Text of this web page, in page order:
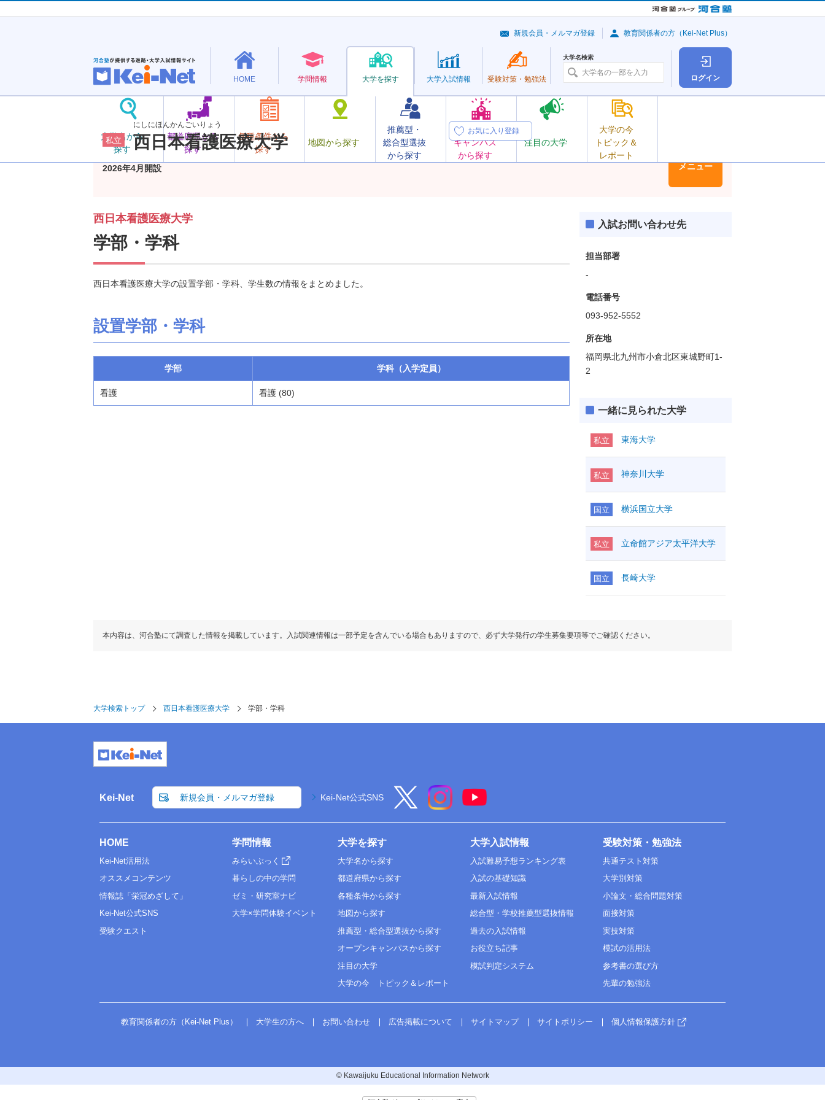
ログイン
HOME 学問情報 大学を探す
大学名から
探す
都道府県から
探す
各種条件から
探す
地図から探す
推薦型・
総合型選抜
から探す
オープン
キャンパス
から探す
注目の大学
大学の今
トピック＆
レポート
大学入試情報 受験対策・ 勉強法
大学名検索
新規会員・メルマガ登録 教育関係者の方（Kei-Net Plus）
私立
にしにほんかんごいりょう
西日本看護医療大学
2026年4月開設
お気に入り登録
メニュー
西日本看護医療大学
学部・学科
西日本看護医療大学の設置学部・学科、学生数の情報をまとめました。
設置学部・学科
学部 学科（入学定員）
看護 看護 (80)
入試お問い合わせ先
担当部署
-
電話番号
093-952-5552
所在地
福岡県北九州市小倉北区東城野町1-
2
一緒に見られた大学
私立 東海大学
私立 神奈川大学
国立 横浜国立大学
私立 立命館アジア太平洋大学
国立 長崎大学
本内容は、河合塾にて調査した情報を掲載しています。入試関連情報は一部予定を含んでいる場合もありますので、必ず大学発行の学生募集要項等でご確認ください。
大学検索トップ 西日本看護医療大学 学部・学科
Kei-Net 新規会員・メルマガ登録 Kei-Net公式SNS
HOME
Kei-Net活用法
オススメコンテンツ
情報誌「栄冠めざして」
Kei-Net公式SNS
受験クエスト
学問情報
みらいぶっく
暮らしの中の学問
ゼミ・研究室ナビ
大学×学問体験イベント
大学を探す
大学名から探す
都道府県から探す
各種条件から探す
地図から探す
推薦型・総合型選抜から探す
オープンキャンパスから探す
注目の大学
大学の今 トピック＆レポート
大学入試情報
入試難易予想ランキング表
入試の基礎知識
最新入試情報
総合型・学校推薦型選抜情報
過去の入試情報
お役立ち記事
模試判定システム
受験対策・勉強法
共通テスト対策
大学別対策
小論文・総合問題対策
面接対策
実技対策
模試の活用法
参考書の選び方
先輩の勉強法
教育関係者の方（Kei-Net Plus） 大学生の方へ お問い合わせ 広告掲載について サイトマップ サイトポリシー 個人情報保護方針
© Kawaijuku Educational Information Network